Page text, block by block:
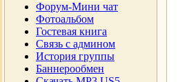
Форум-Мини чат
Фотоальбом
Гостевая книга
Cвязь с админом
История группы
Баннерообмен